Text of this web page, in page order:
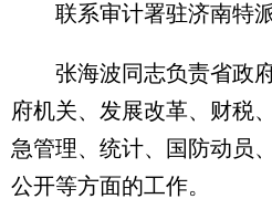
联系审计署驻济南特派
张海波同志负责省政府
府机关、发展改革、财税
急管理、统计、国防动员
公开等方面的工作。